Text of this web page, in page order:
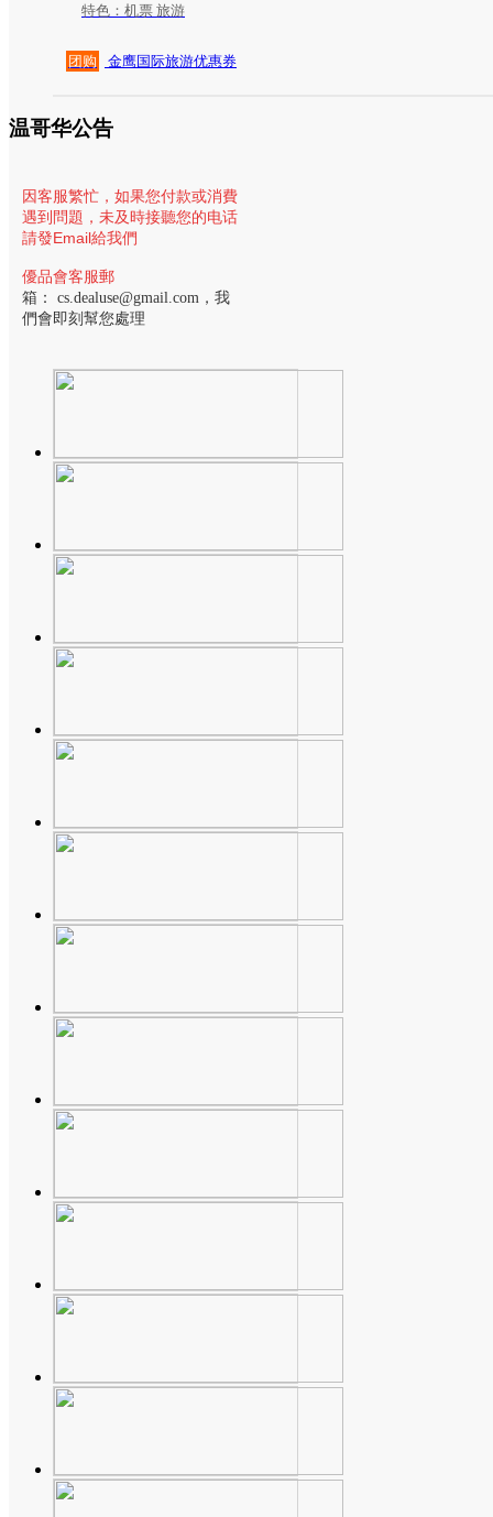
特色：机票 旅游
团购 金鹰国际旅游优惠券
温哥华公告
因客服繁忙， 如果您付款或消費
遇到問題，未及時接聽您的电话
請發Email給我們
優品會客服郵
箱： cs.dealuse@gmail.com ，我
們會即刻幫您處理